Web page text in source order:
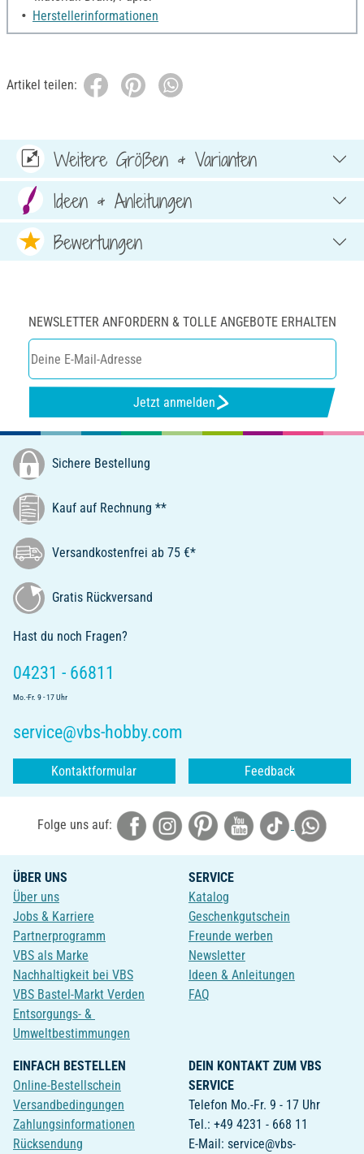
Herstellerinformationen
Artikel teilen:
Weitere Größen & Varianten
Ideen & Anleitungen
Bewertungen
NEWSLETTER ANFORDERN & TOLLE ANGEBOTE ERHALTEN
Jetzt anmelden
Sichere Bestellung
Kauf auf Rechnung **
Versandkostenfrei ab 75 €*
Gratis Rückversand
Hast du noch Fragen?
04231 - 66811
Mo.-Fr. 9 - 17 Uhr
service@vbs-hobby.com
Kontaktformular Feedback
Folge uns auf:
ÜBER UNS
Über uns
Jobs & Karriere
Partnerprogramm
VBS als Marke
Nachhaltigkeit bei VBS
VBS Bastel-Markt Verden
Entsorgungs- &
Umweltbestimmungen
SERVICE
Katalog
Geschenkgutschein
Freunde werben
Newsletter
Ideen & Anleitungen
FAQ
EINFACH BESTELLEN
Online-Bestellschein
Versandbedingungen
Zahlungsinformationen
Rücksendung
DEIN KONTAKT ZUM VBS
SERVICE
Telefon Mo.-Fr. 9 - 17 Uhr
Tel.: +49 4231 - 668 11
E-Mail: service@vbs-